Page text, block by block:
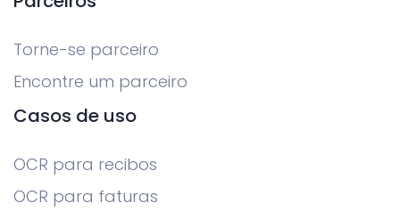
Torne-se parceiro
Encontre um parceiro
Casos de uso
OCR para recibos
OCR para faturas